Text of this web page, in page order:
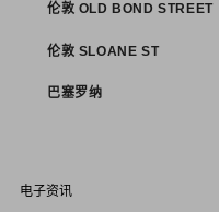
伦敦 OLD BOND STREET
伦敦 SLOANE ST
巴塞罗纳
电子资讯